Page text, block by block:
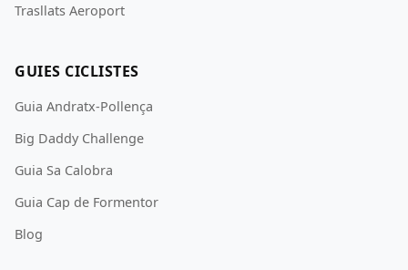
Trasllats Aeroport
GUIES CICLISTES
Guia Andratx-Pollença
Big Daddy Challenge
Guia Sa Calobra
Guia Cap de Formentor
Blog